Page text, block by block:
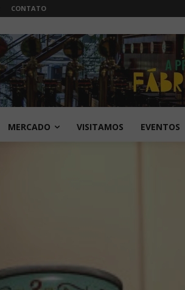
CONTATO
MERCADO VISITAMOS EVENTOS